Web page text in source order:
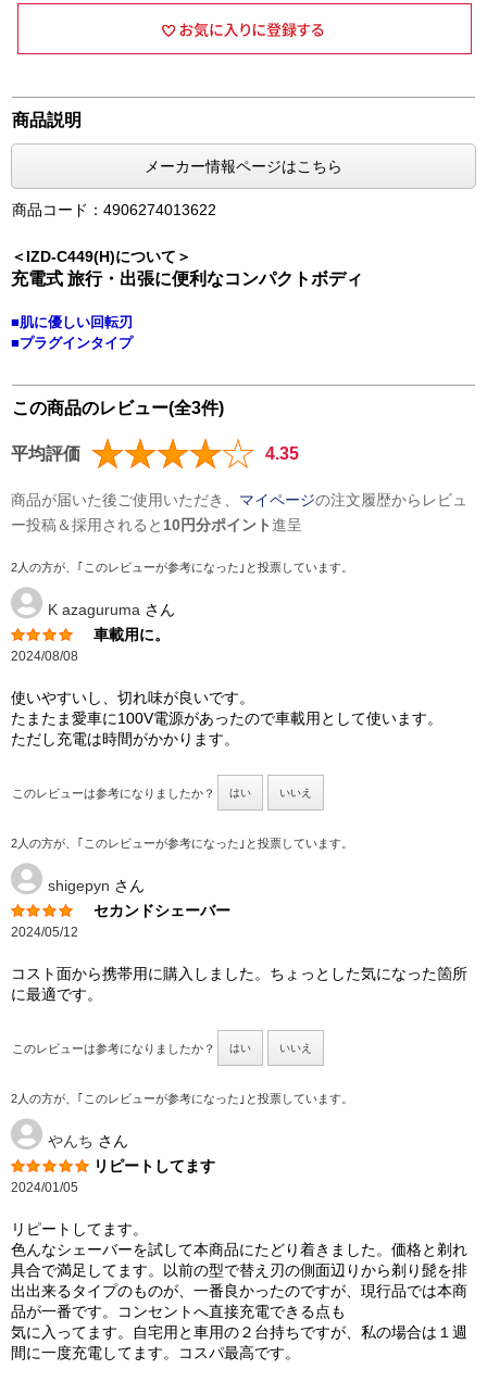
商品説明
メーカー情報ページはこちら
商品コード：4906274013622
＜IZD-C449(H)について＞
充電式 旅行・出張に便利なコンパクトボディ
■肌に優しい回転刃
■プラグインタイプ
この商品のレビュー(全3件)
平均評価 4.35
商品が届いた後ご使用いただき、 マイページの注文履歴からレビュ
ー投稿＆採用されると 10円分ポイント進呈
2人の方が、｢このレビューが参考になった｣と投票しています。
K azaguruma さん
車載用に。
2024/08/08
使いやすいし、切れ味が良いです。
たまたま愛車に100V電源があったので車載用として使います。
ただし充電は時間がかかります。
このレビューは参考になりましたか？ はい いいえ
2人の方が、｢このレビューが参考になった｣と投票しています。
shigepyn さん
セカンドシェーバー
2024/05/12
コスト面から携帯用に購入しました。ちょっとした気になった箇所
に最適です。
このレビューは参考になりましたか？ はい いいえ
2人の方が、｢このレビューが参考になった｣と投票しています。
やんち さん
リピートしてます
2024/01/05
リピートしてます。
色んなシェーバーを試して本商品にたどり着きました。価格と剃れ
具合で満足してます。以前の型で替え刃の側面辺りから剃り髭を排
出出来るタイプのものが、一番良かったのですが、現行品では本商
品が一番です。コンセントへ直接充電できる点も
気に入ってます。自宅用と車用の２台持ちですが、私の場合は１週
間に一度充電してます。コスパ最高です。